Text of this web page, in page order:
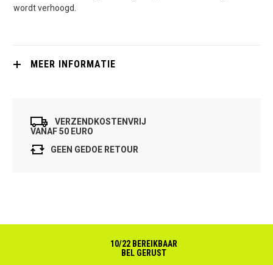
wordt verhoogd.
MEER INFORMATIE
VERZENDKOSTENVRIJ
VANAF 50 EURO
GEEN GEDOE RETOUR
10/22 BEREIKBAAR
BEL GERUST